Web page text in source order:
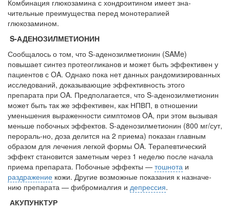
больничной палате
бесплатно, в течении всего срока лечения...
Комби­нация глюкозамина с хондроитином имеет зна­
чительные преимущества перед монотерапией
глюкозамином.
S-АДЕНОЗИЛМЕТИОНИН
Сообщалось о том, что S-аденозилметионин (SAMe)
повышает синтез протеогликанов и может быть эффективен у
пациентов с OA. Однако пока нет данных рандомизированных
исследований, доказывающие эффективность этого
препарата при OA. Предполагается, что S-аденозилметионин
может быть так же эффективен, как НПВП, в отношении
умень­шения выраженности симптомов OA, при этом вызывая
меньше побочных эффектов. S-аденозилметионин (800 мг/сут,
перораль-но, доза делится на 2 приема) показан главным
образом для лечения легкой формы OA. Тера­певтический
эффект становится заметным че­рез 1 неделю после начала
приема препарата. Побочные эффекты — тошнота и
раздражение кожи. Другие возможные показания к назначе­
нию препарата — фибромиалгия и депрессия.
АКУПУНКТУР